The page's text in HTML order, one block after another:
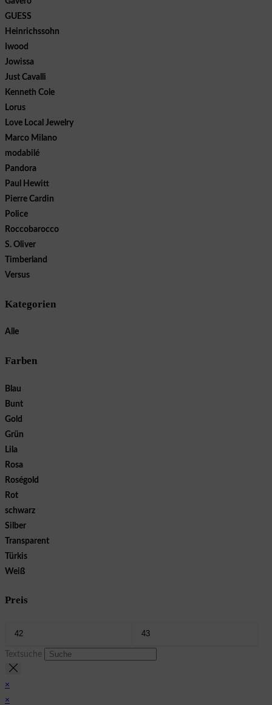
GUESS
Heinrichssohn
Iwood
Jowissa
Just Cavalli
Kenneth Cole
Lorus
Love Local Jewelry
Marco Milano
modabilé
Pandora
Paul Hewitt
Pierre Cardin
Police
Roccobarocco
S. Oliver
Timberland
Versus
Kategorien
Alle
Farben
Blau
Bunt
Gold
Grün
Lila
Rosa
Roségold
Rot
schwarz
Silber
Transparent
Türkis
Weiß
Preis
Textsuche
×
×